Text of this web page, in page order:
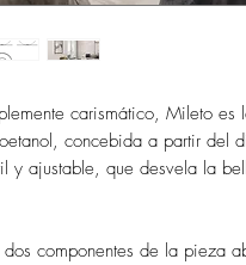
carismático, Mileto es
concebida a partir del
y ajustable, que desvela la
componentes de la pieza